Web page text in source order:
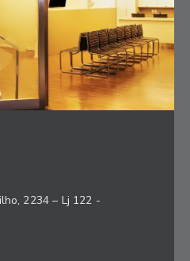
2234 – Lj 122 -